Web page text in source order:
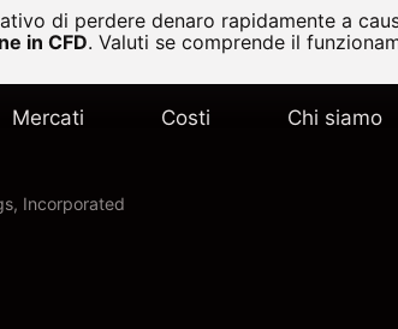
di perdere denaro rapidamente a
in CFD. Valuti se comprende il
Mercati Costi Chi siamo
Incorporated